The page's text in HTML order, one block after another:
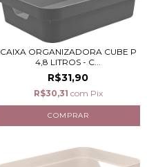
CAIXA ORGANIZADORA CUBE P
4,8 LITROS - C...
R$31,90
R$30,31 com Pix